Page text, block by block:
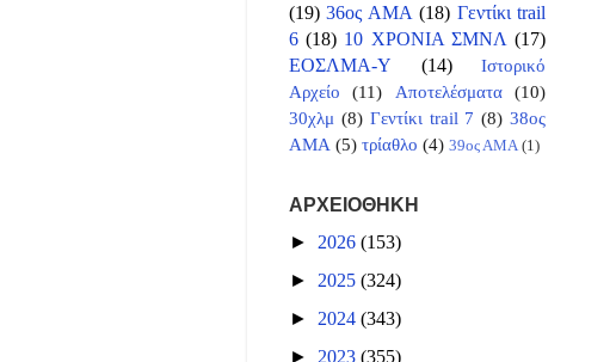
(19) 36ος ΑΜΑ (18) Γεντίκι trail
6 (18) 10 ΧΡΟΝΙΑ ΣΜΝΛ (17)
ΕΟΣΛΜΑ-Υ
(14)
Ιστορικό
Αρχείο
(11) Αποτελέσματα
(10)
30χλμ (8) Γεντίκι trail 7 (8) 38ος
ΑΜΑ (5) τρίαθλο (4) 39ος ΑΜΑ (1)
ΑΡΧΕΙΟΘΗΚΗ
► 2026 (153)
► 2025 (324)
► 2024 (343)
► 2023 (355)